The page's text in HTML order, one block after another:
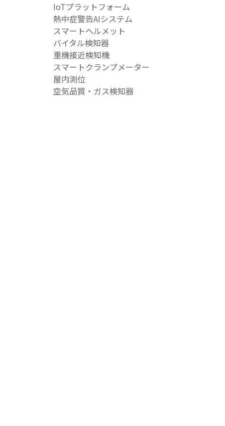
IoTプラットフォーム
熱中症警告AIシステム
スマートヘルメット
バイタル検知器
重機接近検知機
スマートクランプメーター
屋内測位
空気品質・ガス検知器